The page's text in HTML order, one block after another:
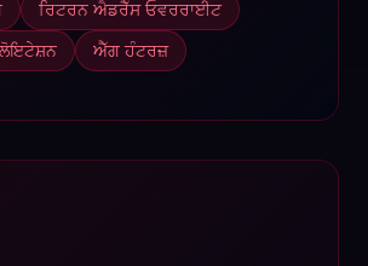
ਰਿਟਰਨ ਐਡਰੈੱਸ ਓਵਰਰਾਈਟ
ਐੱਗ ਹੰਟਰਜ਼